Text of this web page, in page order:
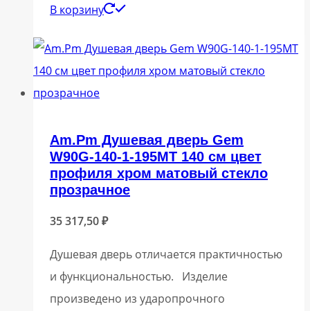
В корзину
Am.Pm Душевая дверь Gem
W90G-140-1-195MT 140 см цвет
профиля хром матовый стекло
прозрачное
35 317,50₽
Душевая дверь отличается практичностью
и функциональностью. Изделие
произведено из ударопрочного